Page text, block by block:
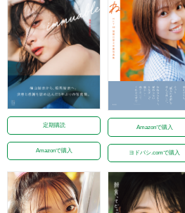
定期購読
Amazonで購入
Amazonで購入
ヨドバシ.comで購入